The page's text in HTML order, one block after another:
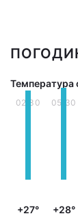
Температура
02:30
+27°
05:30
+28°